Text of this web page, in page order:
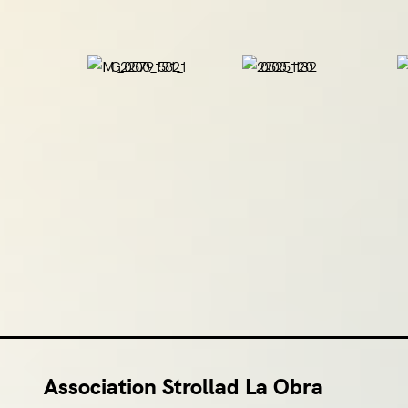
Association Strollad La Obra